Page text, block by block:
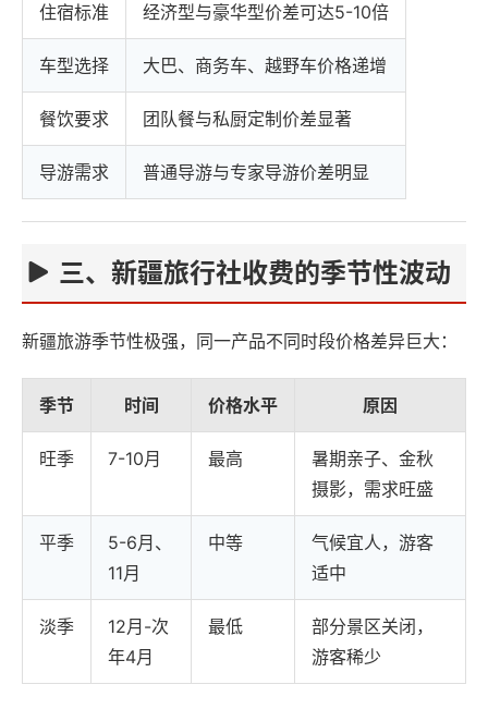
住宿标准 经济型与豪华型价差可达5-10倍
车型选择 大巴、商务车、越野车价格递增
餐饮要求 团队餐与私厨定制价差显著
导游需求 普通导游与专家导游价差明显
三、新疆旅行社收费的季节性波动
新疆旅游季节性极强，同一产品不同时段价格差异巨大：
季节 时间 价格水平 原因
旺季 7-10月 最高
暑期亲子、金秋
摄影，需求旺盛
平季
5-6月、
11月
中等
气候宜人，游客
适中
淡季
12月-次
年4月
最低
部分景区关闭，
游客稀少